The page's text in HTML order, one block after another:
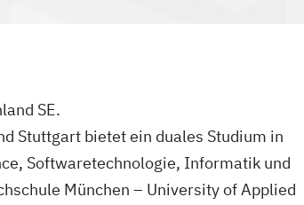
SE.
Stuttgart bietet ein duales Studium in
Softwaretechnologie, Informatik und
München – University of Applied